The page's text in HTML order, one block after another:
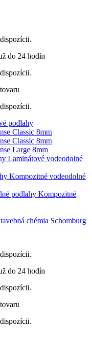
do 24 hodín
podlahy
Classic 8mm
Classic 8mm
Large 8mm
Laminátové vodeodolné
Kompozitné vodeodolné
Kompozitné
chémia Schomburg
do 24 hodín